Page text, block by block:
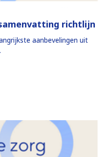
richtlijn
aanbevelingen uit